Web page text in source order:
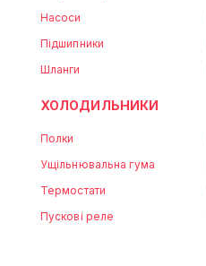
Насоси
Підшипники
Шланги
ХОЛОДИЛЬНИКИ
Полки
Ущільнювальна гума
Термостати
Пускові реле